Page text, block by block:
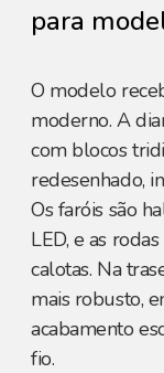
para
O modelo
moderno. A
com blocos
redesenhado,
Os faróis são
LED, e as
calotas. Na
mais robusto,
acabamento
fio.